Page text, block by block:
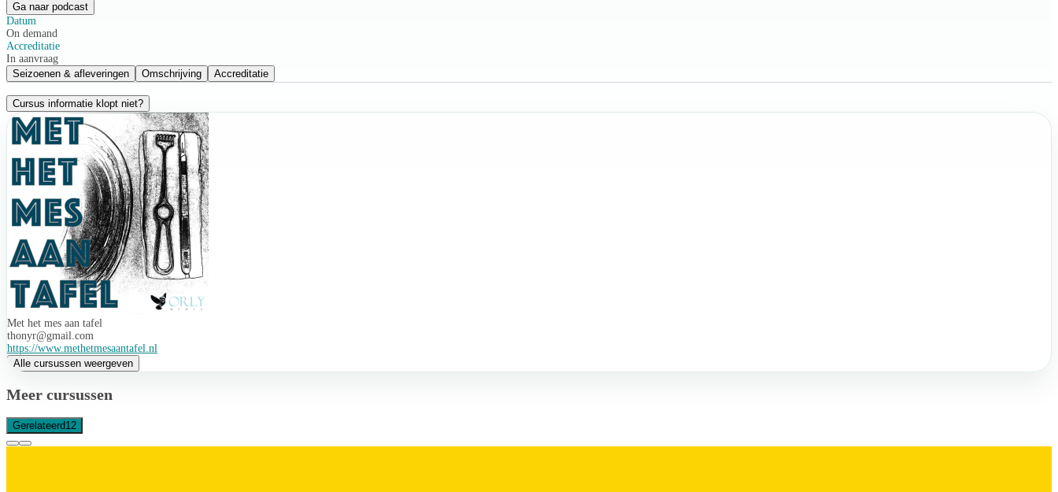
Ga naar podcast
Datum
On demand
Accreditatie
In aanvraag
Seizoenen & afleveringen
Omschrijving Accreditatie
Cursus informatie klopt niet?
Met het mes aan tafel
thonyr@gmail.com
https://www.methetmesaantafel.nl
Alle cursussen weergeven
Meer cursussen
Gerelateerd12